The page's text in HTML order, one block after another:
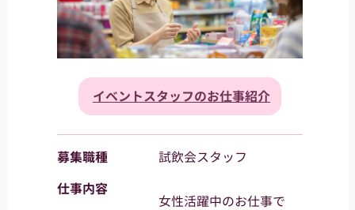
イベントスタッフのお仕事紹介
募集職種
試飲会スタッフ
仕事内容
女性活躍中のお仕事で